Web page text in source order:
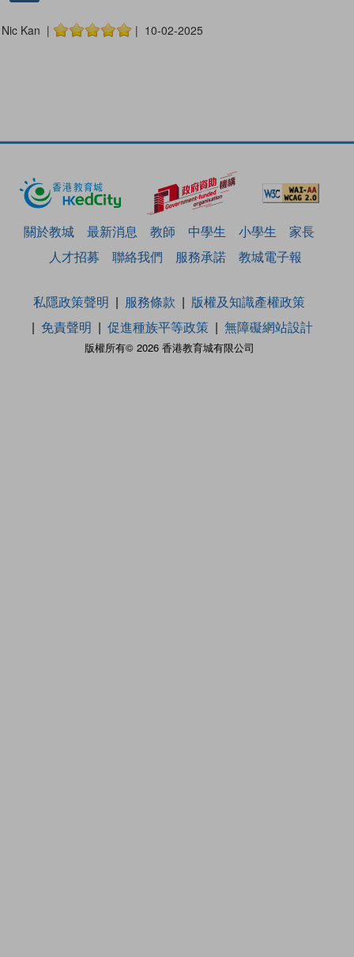
Nic Kan | | 10-02-2025
關於教城 最新消息 教師 中學生 小學生
家長
人才招募
聯絡我們 服務承諾 教城電子報
版權所有© 2026 香港教育城有限公司
私隱政策聲明 服務條款
版權及知識產權政策
免責聲明
促進種族平等政策 無障礙網站設計